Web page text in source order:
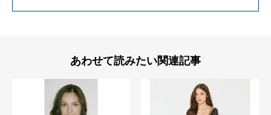
あわせて読みたい関連記事